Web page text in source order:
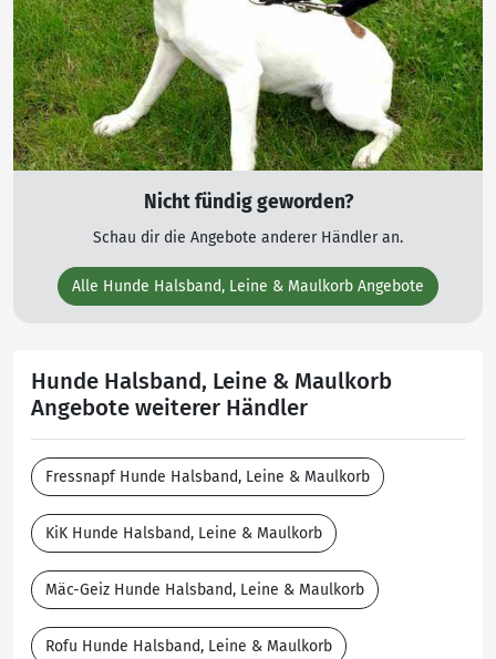
Nicht fündig geworden?
Schau dir die Angebote anderer Händler an.
Alle Hunde Halsband, Leine & Maulkorb Angebote
Hunde Halsband, Leine & Maulkorb
Angebote weiterer Händler
Fressnapf Hunde Halsband, Leine & Maulkorb
KiK Hunde Halsband, Leine & Maulkorb
Mäc-Geiz Hunde Halsband, Leine & Maulkorb
Rofu Hunde Halsband, Leine & Maulkorb